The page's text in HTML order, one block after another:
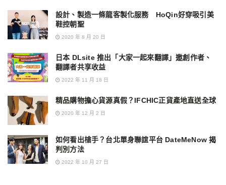
設計、製造一條龍客製化服務 HoQin好穿吸引美
鞋控朝聖
2020 年 8 月 20 日
日本 DLsite 推出「大家一起來翻譯」邀創作者、
翻譯者共享收益
2022 年 11 月 18 日
精品購物擔心貨源真假？IFCHIC正貨產地直送全球
2020 年 12 月 2 日
如何看出槍手？台北單身聯誼平台 DateMeNow 揭
判別方法
2022 年 10 月 27 日